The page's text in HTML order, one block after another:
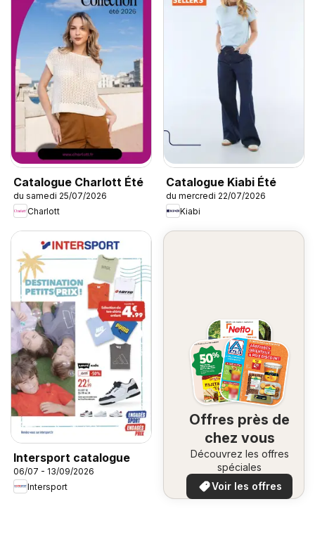
Catalogue Charlott Été
du samedi 25/07/2026
Charlott
Catalogue Kiabi Été
du mercredi 22/07/2026
Kiabi
Intersport catalogue
06/07 - 13/09/2026
Intersport
Offres près de
chez vous
Découvrez les offres
spéciales
Voir les offres